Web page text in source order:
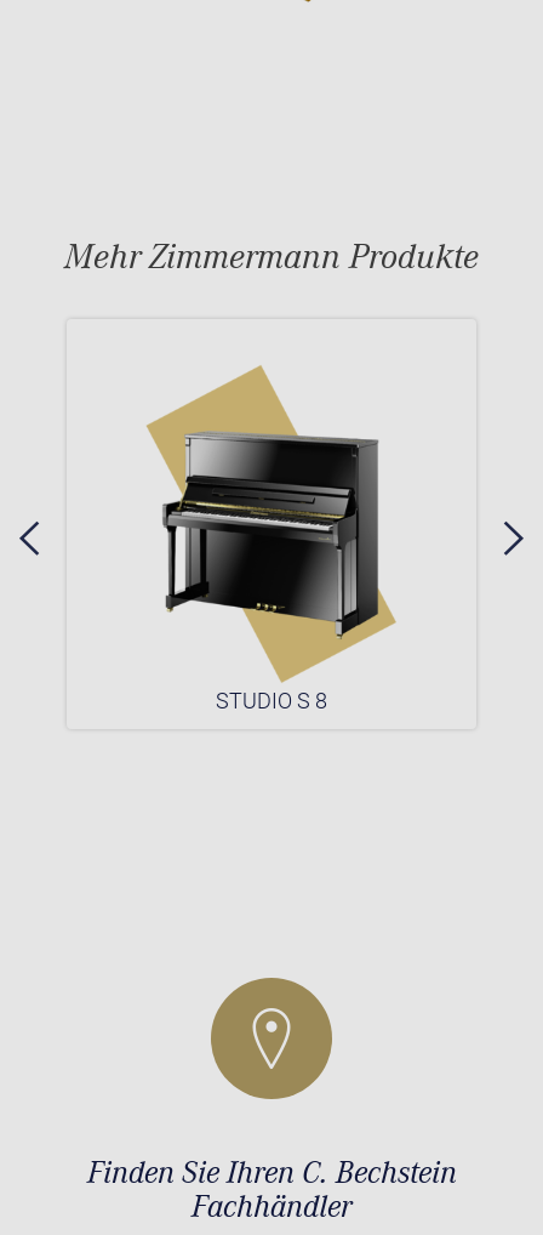
Mehr Zimmermann Produkte
STUDIO S 8
Finden Sie Ihren C. Bechstein
Fachhändler